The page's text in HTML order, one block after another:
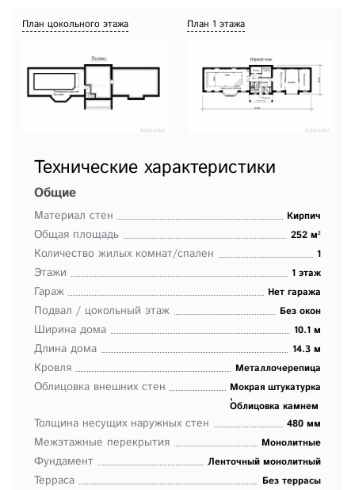
План цокольного этажа План 1 этажа
Технические характеристики
Общие
Материал стен Кирпич
Общая площадь 252 м²
Количество жилых комнат/спален 1
Этажи 1 этаж
Гараж Нет гаража
Подвал / цокольный этаж Без окон
Ширина дома 10.1 м
Длина дома 14.3 м
Кровля Металлочерепица
Облицовка внешних стен Мокрая штукатурка
,
Облицовка камнем
Толщина несущих наружных стен 480 мм
Межэтажные перекрытия Монолитные
Фундамент Ленточный монолитный
Терраса Без террасы